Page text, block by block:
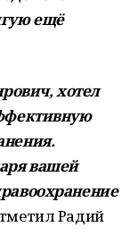
ещё
хотел
вашей
Радий